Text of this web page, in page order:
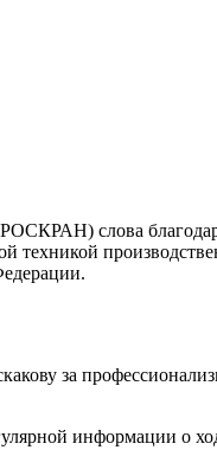
слова
техникой
за
информации о